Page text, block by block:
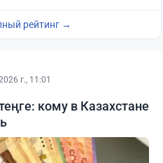
рейтинг →
г., 11:01
кому в Казахстане